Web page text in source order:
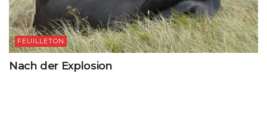
FEUILLETON
Nach der Explosion